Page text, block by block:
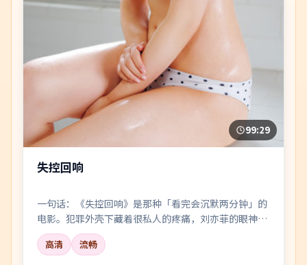
99:29
失控回响
一句话：《失控回响》是那种「看完会沉默两分钟」的
电影。犯罪外壳下藏着很私人的疼痛，刘亦菲的眼神戏
尤其要命。
高清
流畅